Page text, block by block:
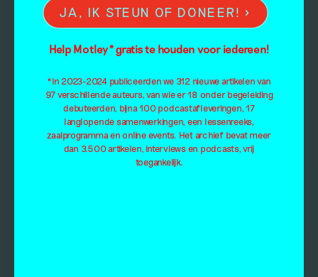
JA, IK STEUN OF DONEER!
Help Motley* gratis te houden voor iedereen!
*In 2023-2024 publiceerden we 312 nieuwe artikelen van
97 verschillende auteurs, van wie er 18 onder begeleiding
debuteerden, bijna 100 podcastafleveringen, 17
langlopende samenwerkingen, een lessenreeks,
zaalprogramma en online events. Het archief bevat meer
dan 3.500 artikelen, interviews en podcasts, vrij
toegankelijk.